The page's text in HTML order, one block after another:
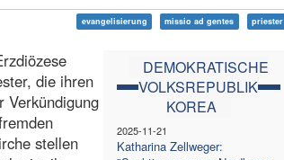
evangelisierung missio ad gentes priester
DEMOKRATISCHE
VOLKSREPUBLIK
KOREA
2025-11-21
Katharina Zellweger:
die ihren
Verkündigung
stellen